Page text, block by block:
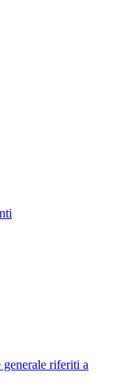
riferiti a